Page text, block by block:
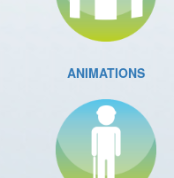
ANIMATIONS